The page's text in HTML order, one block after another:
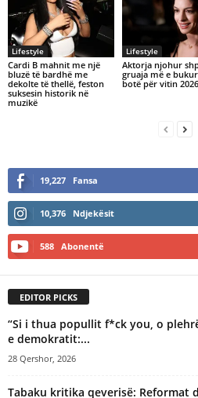
Lifestyle
Cardi B mahnit me një
bluzë të bardhë me
dekolte të thellë, feston
suksesin historik në
muzikë
Lifestyle
Aktorja njohur
gruaja më e
botë për vitin 2026
19,227 Fansa
10,376 Ndjekësit
588 Abonentë
EDITOR PICKS
“Si i thua popullit f*ck you, o
e demokratit:...
28 Qershor, 2026
Tabaku kritika qeverisë: Reformat